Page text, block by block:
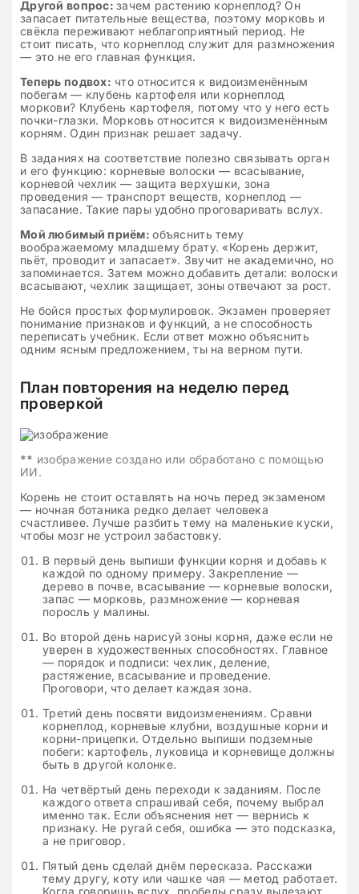
Другой вопрос:зачем растению корнеплод? Он
запасает питательные вещества, поэтому морковь и
свёкла переживают неблагоприятный период. Не
стоит писать, что корнеплод служит для размножения
— это не его главная функция.
Теперь подвох: что относится к видоизменённым
побегам — клубень картофеля или корнеплод
моркови? Клубень картофеля, потому что у него есть
почки-глазки. Морковь относится к видоизменённым
корням. Один признак решает задачу.
В заданиях на соответствие полезно связывать орган
и его функцию: корневые волоски — всасывание,
корневой чехлик — защита верхушки, зона
проведения — транспорт веществ, корнеплод —
запасание. Такие пары удобно проговаривать вслух.
Мой любимый приём:объяснить тему
воображаемому младшему брату. «Корень держит,
пьёт, проводит и запасает». Звучит не академично, но
запоминается. Затем можно добавить детали: волоски
всасывают, чехлик защищает, зоны отвечают за рост.
Не бойся простых формулировок. Экзамен проверяет
понимание признаков и функций, а не способность
переписать учебник. Если ответ можно объяснить
одним ясным предложением, ты на верном пути.
План повторения на неделю перед
проверкой
** изображение создано или обработано с помощью
ИИ.
Корень не стоит оставлять на ночь перед экзаменом
— ночная ботаника редко делает человека
счастливее. Лучше разбить тему на маленькие куски,
чтобы мозг не устроил забастовку.
В первый день выпиши функции корня и добавь к
каждой по одному примеру. Закрепление —
дерево в почве, всасывание — корневые волоски,
запас — морковь, размножение — корневая
поросль у малины.
Во второй день нарисуй зоны корня, даже если не
уверен в художественных способностях. Главное
— порядок и подписи: чехлик, деление,
растяжение, всасывание и проведение.
Проговори, что делает каждая зона.
Третий день посвяти видоизменениям. Сравни
корнеплод, корневые клубни, воздушные корни и
корни-прицепки. Отдельно выпиши подземные
побеги: картофель, луковица и корневище должны
быть в другой колонке.
На четвёртый день переходи к заданиям. После
каждого ответа спрашивай себя, почему выбрал
именно так. Если объяснения нет — вернись к
признаку. Не ругай себя, ошибка — это подсказка,
а не приговор.
Пятый день сделай днём пересказа. Расскажи
тему другу, коту или чашке чая — метод работает.
Когда говоришь вслух, пробелы сразу вылезают